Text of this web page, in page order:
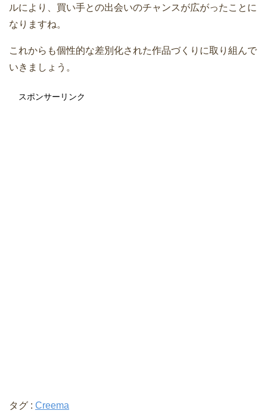
ルにより、買い手との出会いのチャンスが広がったことに
なりますね。
これからも個性的な差別化された作品づくりに取り組んで
いきましょう。
スポンサーリンク
タグ : Creema